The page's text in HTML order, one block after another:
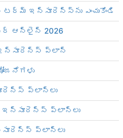
ఇన్సూరెన్స్‌ను ఎంచుకోండి
ఆన్‌లైన్ 2026
ప్లాన్
ప్లాన్‌లు
ప్లాన్‌లు
ప్లాన్‌లు